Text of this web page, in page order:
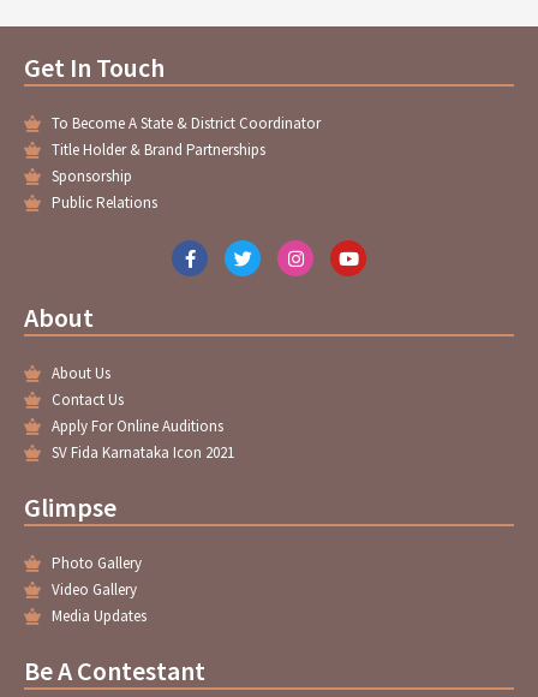
Get In Touch
To Become A State & District Coordinator
Title Holder & Brand Partnerships
Sponsorship
Public Relations
F
a
o
T
w
e
I
n
g
Y
o
b
About
About Us
Contact Us
Apply For Online Auditions
SV Fida Karnataka Icon 2021
Glimpse
Photo Gallery
Video Gallery
Media Updates
Be A Contestant